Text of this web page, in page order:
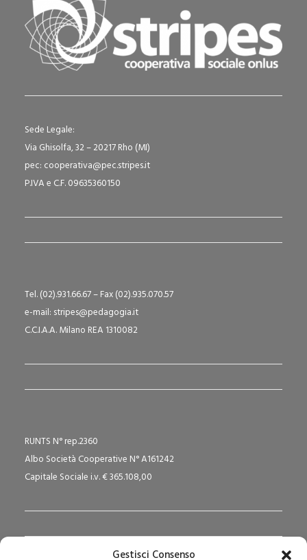
Gestisci Consenso
Sede Legale:
Via Ghisolfa, 32 – 20217 Rho (MI)
pec: cooperativa@pec.stripes.it
P.IVA e C.F. 09635360150
Tel. (02).931.66.67 – Fax (02).935.070.57
e-mail: stripes@pedagogia.it
C.C.I.A.A. Milano REA 1310082
RUNTS N° rep.2360
Albo Società Cooperative N° A161242
Capitale Sociale i.v. € 365.108,00